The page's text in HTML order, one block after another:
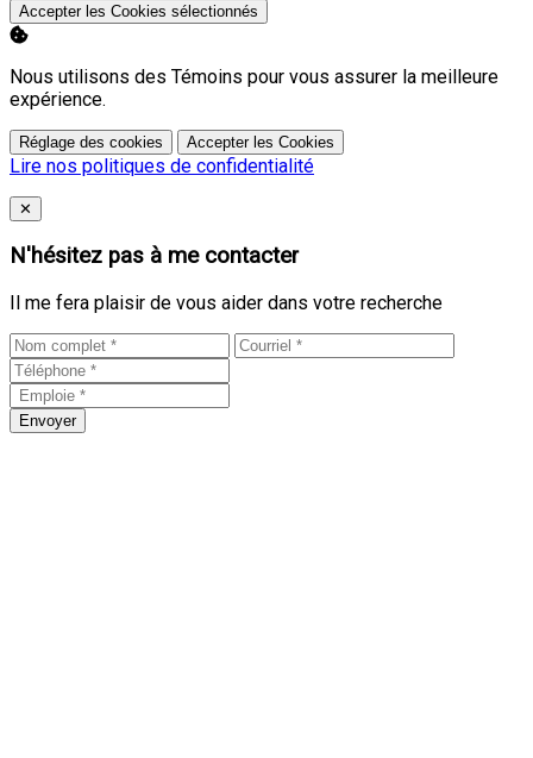
Accepter les Cookies sélectionnés
Nous utilisons des Témoins pour vous assurer la meilleure
expérience.
Réglage des cookies Accepter les Cookies
Lire nos politiques de confidentialité
Close
✕
N'hésitez pas à me contacter
Il me fera plaisir de vous aider dans votre recherche
Envoyer